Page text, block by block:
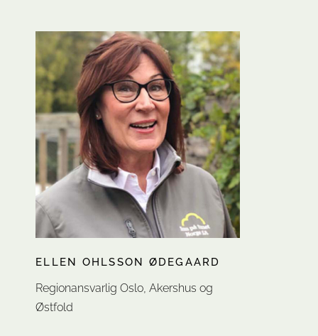
ELLEN OHLSSON ØDEGAARD
Regionansvarlig Oslo, Akershus og
Østfold